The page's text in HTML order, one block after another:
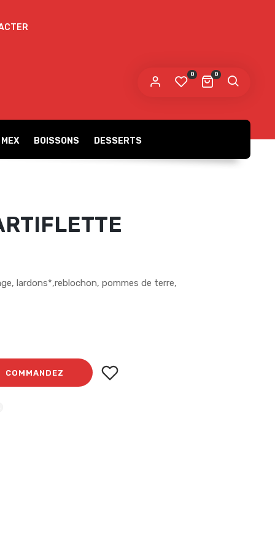
0
0
données personnelles seront utilisées pour vous
BOISSONS DESSERTS
lardons*,reblochon, pommes de terre,
COMMANDEZ